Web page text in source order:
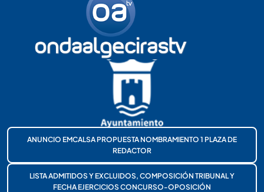
ANUNCIO EMCALSA PROPUESTA NOMBRAMIENTO 1 PLAZA DE
REDACTOR
LISTA ADMITIDOS Y EXCLUIDOS, COMPOSICIÓN TRIBUNAL Y
FECHA EJERCICIOS CONCURSO-OPOSICIÓN